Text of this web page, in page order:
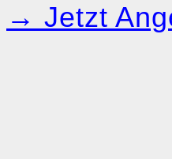
→ Jetzt